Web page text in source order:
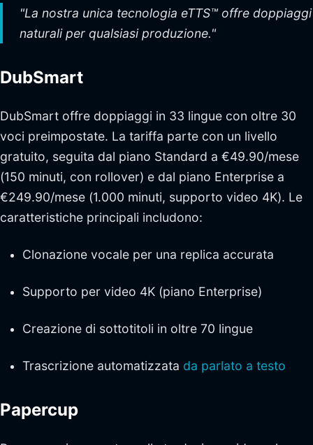
"La nostra unica tecnologia eTTS™ offre doppiaggi
naturali per qualsiasi produzione."
DubSmart
DubSmart offre doppiaggi in 33 lingue con oltre 30
voci preimpostate. La tariffa parte con un livello
gratuito, seguita dal piano Standard a €49.90/mese
(150 minuti, con rollover) e dal piano Enterprise a
€249.90/mese (1.000 minuti, supporto video 4K). Le
caratteristiche principali includono:
Clonazione vocale per una replica accurata
Supporto per video 4K (piano Enterprise)
Creazione di sottotitoli in oltre 70 lingue
Trascrizione automatizzata da parlato a testo
Papercup